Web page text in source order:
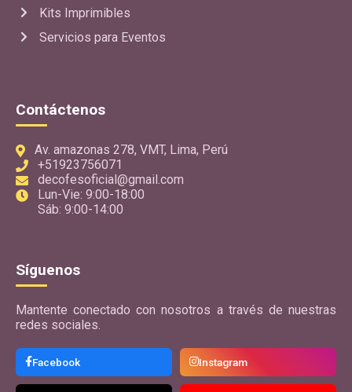
Kits Imprimibles
Servicios para Eventos
Contáctenos
Av. amazonas 278, VMT, Lima, Perú
+51923756071
decofesoficial@gmail.com
Lun-Vie: 9:00-18:00
Sáb: 9:00-14:00
Síguenos
Mantente conectado con nosotros a través de nuestras
redes sociales.
Facebook Instagram